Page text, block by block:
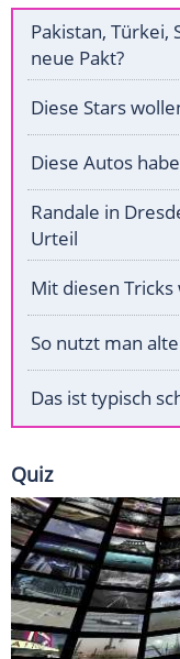
Pakistan, Türkei,
neue Pakt?
Diese Stars
Diese Autos
Randale in
Urteil
Mit diesen
So nutzt man
Das ist typisch
Quiz